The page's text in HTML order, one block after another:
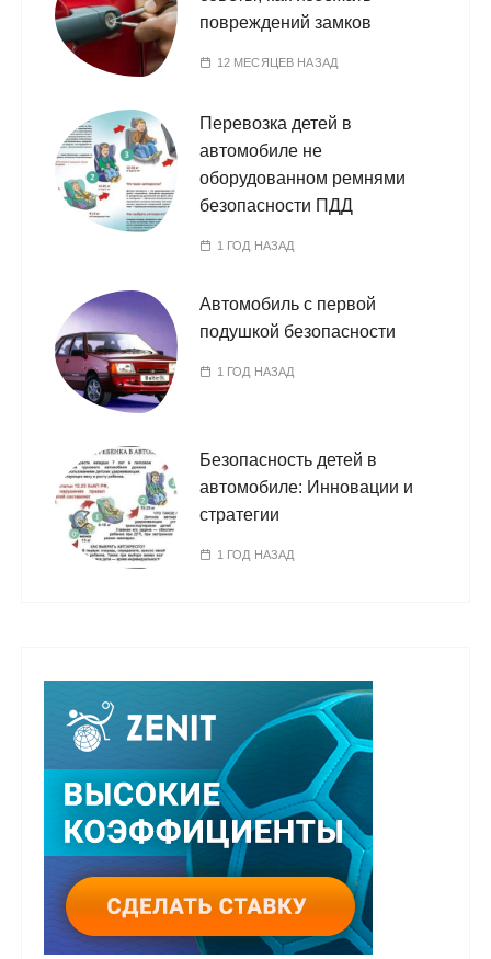
повреждений замков
12 МЕСЯЦЕВ НАЗАД
Перевозка детей в
автомобиле не
оборудованном ремнями
безопасности ПДД
1 ГОД НАЗАД
Автомобиль с первой
подушкой безопасности
1 ГОД НАЗАД
Безопасность детей в
автомобиле: Инновации и
стратегии
1 ГОД НАЗАД